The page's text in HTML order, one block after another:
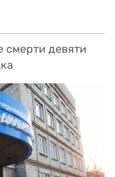
смерти девяти